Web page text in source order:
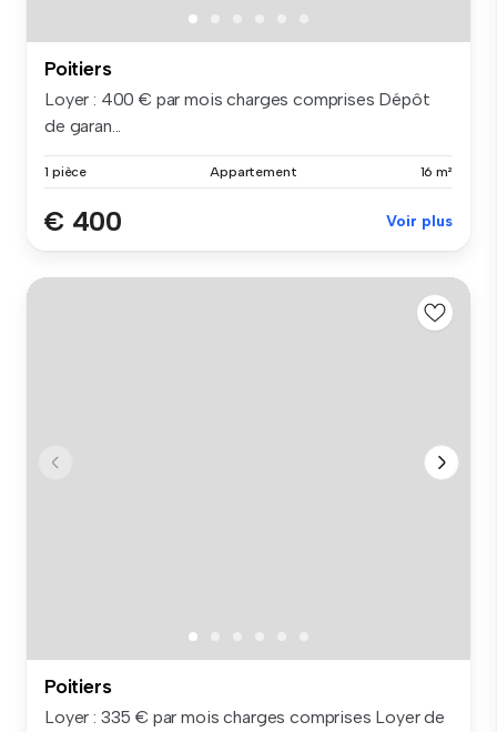
Poitiers
Loyer : 400 € par mois charges comprises Dépôt
de garan...
1 pièce Appartement 16 m²
€ 400 Voir plus
Poitiers
Loyer : 335 € par mois charges comprises Loyer de